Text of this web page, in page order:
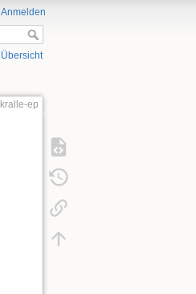
Anmelden
Übersicht
kralle-ep